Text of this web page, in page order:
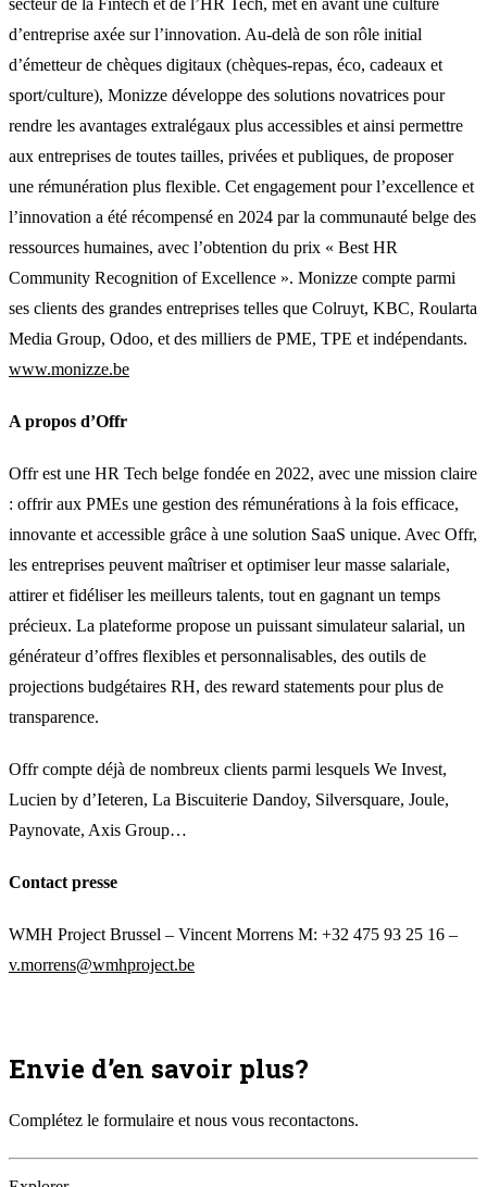
d’entreprise axée sur l’innovation. Au-delà de son rôle initial
d’émetteur de chèques digitaux (chèques-repas, éco, cadeaux et
sport/culture), Monizze développe des solutions novatrices pour
rendre les avantages extralégaux plus accessibles et ainsi permettre
aux entreprises de toutes tailles, privées et publiques, de proposer
une rémunération plus flexible. Cet engagement pour l’excellence et
l’innovation a été récompensé en 2024 par la communauté belge des
ressources humaines, avec l’obtention du prix « Best HR
Community Recognition of Excellence ». Monizze compte parmi
ses clients des grandes entreprises telles que Colruyt, KBC, Roularta
Media Group, Odoo, et des milliers de PME, TPE et indépendants.
www.monizze.be
A propos d’Offr
Offr est une HR Tech belge fondée en 2022, avec une mission claire
: offrir aux PMEs une gestion des rémunérations à la fois efficace,
innovante et accessible grâce à une solution SaaS unique. Avec Offr,
les entreprises peuvent maîtriser et optimiser leur masse salariale,
attirer et fidéliser les meilleurs talents, tout en gagnant un temps
précieux. La plateforme propose un puissant simulateur salarial, un
générateur d’offres flexibles et personnalisables, des outils de
projections budgétaires RH, des reward statements pour plus de
transparence.
Offr compte déjà de nombreux clients parmi lesquels We Invest,
Lucien by d’Ieteren, La Biscuiterie Dandoy, Silversquare, Joule,
Paynovate, Axis Group…
Contact presse
WMH Project Brussel – Vincent Morrens M: +32 475 93 25 16 –
v.morrens@wmhproject.be
Envie d’en savoir plus?
Complétez le formulaire et nous vous recontactons.